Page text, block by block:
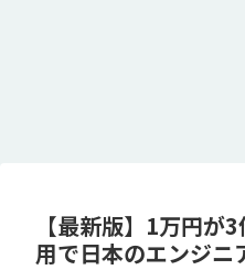
【最新版】1万円が
用で日本のエンジニ